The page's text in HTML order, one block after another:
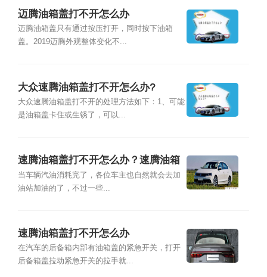
迈腾油箱盖打不开怎么办
迈腾油箱盖只有通过按压打开，同时按下油箱
盖。2019迈腾外观整体变化不...
大众速腾油箱盖打不开怎么办?
大众速腾油箱盖打不开的处理方法如下：1、可能
是油箱盖卡住或生锈了，可以...
速腾油箱盖打不开怎么办？速腾油箱
盖应急开关
当车辆汽油消耗完了，各位车主也自然就会去加
油站加油的了，不过一些...
速腾油箱盖打不开怎么办
在汽车的后备箱内部有油箱盖的紧急开关，打开
后备箱盖拉动紧急开关的拉手就...